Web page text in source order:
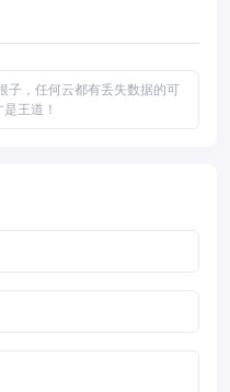
子，任何云都有丢失数据的可
王道！